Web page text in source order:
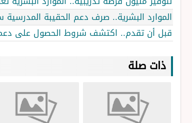
الموارد البشرية.. صرف دعم الحقيبة
قبل أن تقدم.. اكتشف شروط الحصول على دعم
ذات صلة